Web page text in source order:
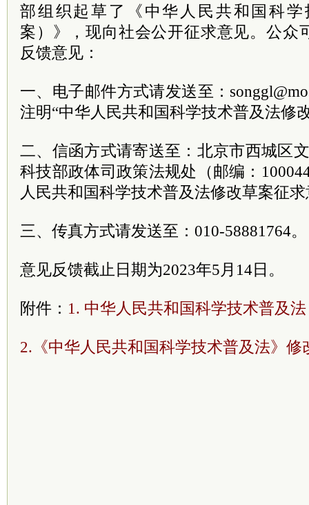
部组织起草了《中华人民共和国科
案）》，现向社会公开征求意见。公众
反馈意见：
一、电子邮件方式请发送至：
注明“中华人民共和国科学技术普及法修
二、信函方式请寄送至：北京市西城区
科技部政体司政策法规处（邮编：
人民共和国科学技术普及法修改草案征求
三、传真方式请发送至：010-58881764。
意见反馈截止日期为2023年5月14日。
附件： 1. 中华人民共和国科学技术普及
2.《中华人民共和国科学技术普及法》修